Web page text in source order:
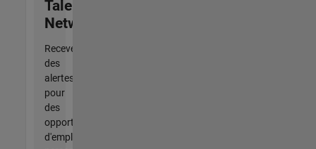
Talent
Network
Recevez
des
alertes
pour
des
opportunités
d'emploi